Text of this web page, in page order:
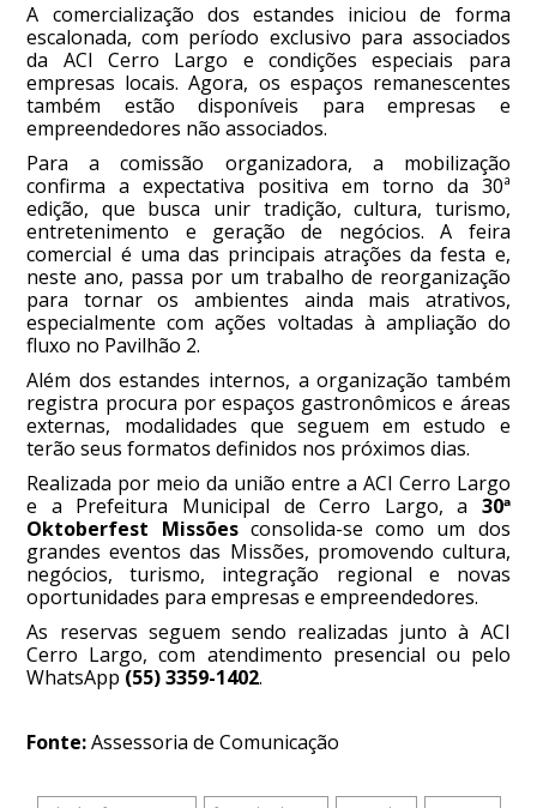
A comercialização dos estandes iniciou de forma
escalonada, com período exclusivo para associados
da ACI Cerro Largo e condições especiais para
empresas locais. Agora, os espaços remanescentes
também estão disponíveis para empresas e
empreendedores não associados.
Para a comissão organizadora, a mobilização
confirma a expectativa positiva em torno da 30ª
edição, que busca unir tradição, cultura, turismo,
entretenimento e geração de negócios. A feira
comercial é uma das principais atrações da festa e,
neste ano, passa por um trabalho de reorganização
para tornar os ambientes ainda mais atrativos,
especialmente com ações voltadas à ampliação do
fluxo no Pavilhão 2.
Além dos estandes internos, a organização também
registra procura por espaços gastronômicos e áreas
externas, modalidades que seguem em estudo e
terão seus formatos definidos nos próximos dias.
Realizada por meio da união entre a ACI Cerro Largo
e a Prefeitura Municipal de Cerro Largo, a 30ª
Oktoberfest Missõesconsolida-se como um dos
grandes eventos das Missões, promovendo cultura,
negócios, turismo, integração regional e novas
oportunidades para empresas e empreendedores.
As reservas seguem sendo realizadas junto à ACI
Cerro Largo, com atendimento presencial ou pelo
WhatsApp (55) 3359-1402.
Fonte:Assessoria de Comunicação